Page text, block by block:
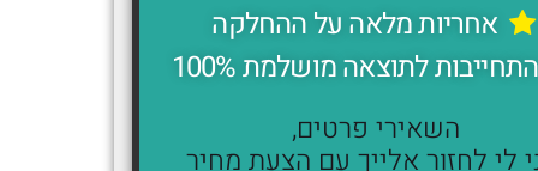
אחריות מלאה על ההחלקה
התחייבות לתוצאה מושלמת 100%
השאירי פרטים,
לי לחזור אלייך עם הצעת מחיר